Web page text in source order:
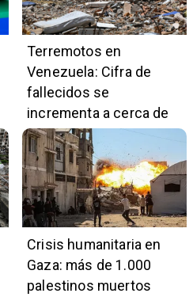
Terremotos en
Venezuela: Cifra de
fallecidos se
incrementa a cerca de
5.400
Crisis humanitaria en
Gaza: más de 1.000
palestinos muertos